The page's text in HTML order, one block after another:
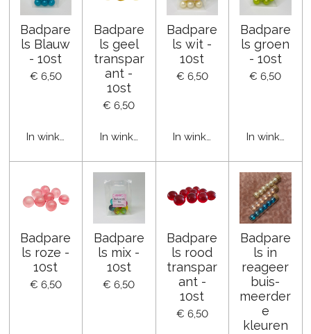
Badpare
ls Blauw
- 10st
€ 6,50
In winkelwagen
Badpare
ls geel
transpar
ant -
10st
€ 6,50
In winkelwagen
Badpare
ls wit -
10st
€ 6,50
In winkelwagen
Badpare
ls groen
- 10st
€ 6,50
In
Badpare
ls roze -
10st
€ 6,50
Badpare
ls mix -
10st
€ 6,50
Badpare
ls rood
transpar
ant -
10st
€ 6,50
Badpare
ls in
reageer
buis-
meerder
e
kleuren